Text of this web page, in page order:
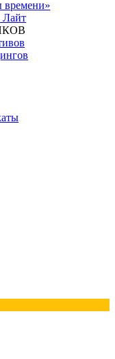
времени»
Лайт